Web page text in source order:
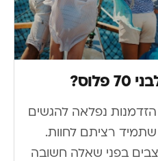
נפלאה להגשים
שתמיד רציתם לחוות.
70 פלוס ניצבים בפני שאלה חשובה